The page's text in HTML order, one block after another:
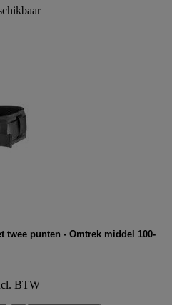
twee punten - Omtrek middel 100-
BTW